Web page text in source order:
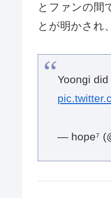
とファンの間
とが明かされ
Yoongi
— hope⁷